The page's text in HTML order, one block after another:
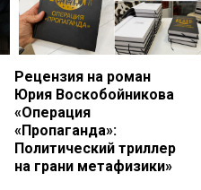
Рецензия на роман
Юрия Воскобойникова
«Операция
«Пропаганда»:
Политический триллер
на грани метафизики»